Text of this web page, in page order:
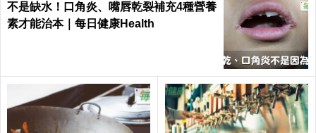
不是缺水！口角炎、嘴唇乾裂補充4種營養
素才能治本｜每日健康Health